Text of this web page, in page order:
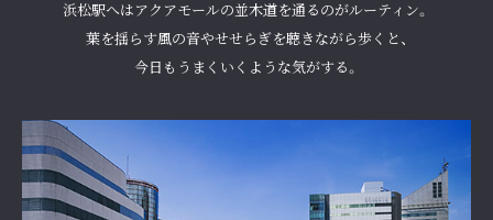
浜松駅へはアクアモールの並木道を通るのがルーティン。
葉を揺らす風の音やせせらぎを聴きながら歩くと、
今日もうまくいくような気がする。